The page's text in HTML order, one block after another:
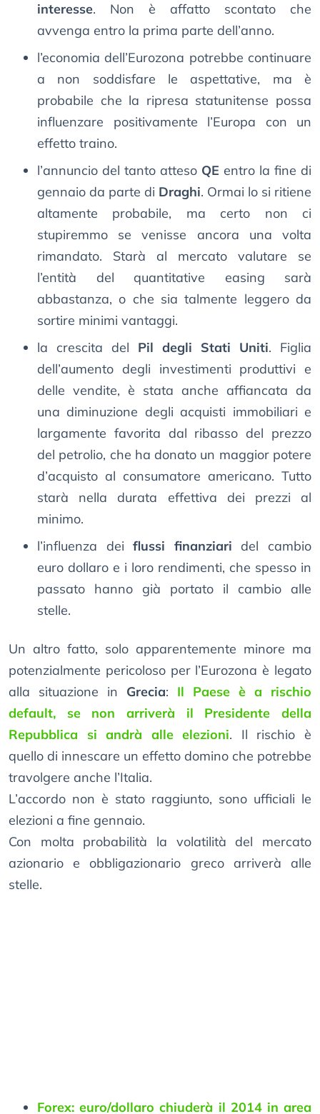
interesse. Non è affatto scontato che
avvenga entro la prima parte dell’anno.
l’economia dell’Eurozona potrebbe continuare
a non soddisfare le aspettative, ma è
probabile che la ripresa statunitense possa
influenzare positivamente l’Europa con un
effetto traino.
l’annuncio del tanto atteso QE entro la fine di
gennaio da parte di Draghi. Ormai lo si ritiene
altamente probabile, ma certo non ci
stupiremmo se venisse ancora una volta
rimandato. Starà al mercato valutare se
l’entità del quantitative easing sarà
abbastanza, o che sia talmente leggero da
sortire minimi vantaggi.
la crescita del Pil degli Stati Uniti. Figlia
dell’aumento degli investimenti produttivi e
delle vendite, è stata anche affiancata da
una diminuzione degli acquisti immobiliari e
largamente favorita dal ribasso del prezzo
del petrolio, che ha donato un maggior potere
d’acquisto al consumatore americano. Tutto
starà nella durata effettiva dei prezzi al
minimo.
l’influenza deiflussi finanziari del cambio
euro dollaro e i loro rendimenti, che spesso in
passato hanno già portato il cambio alle
stelle.
Un altro fatto, solo apparentemente minore ma
potenzialmente pericoloso per l’Eurozona è legato
alla situazione in Grecia: Il Paese è a rischio
default, se non arriverà il Presidente della
Repubblica si andrà alle elezioni. Il rischio è
quello di innescare un effetto domino che potrebbe
travolgere anche l’Italia.
L’accordo non è stato raggiunto, sono ufficiali le
elezioni a fine gennaio.
Con molta probabilità la volatilità del mercato
azionario e obbligazionario greco arriverà alle
stelle.
Forex: euro/dollaro chiuderà il 2014 in area